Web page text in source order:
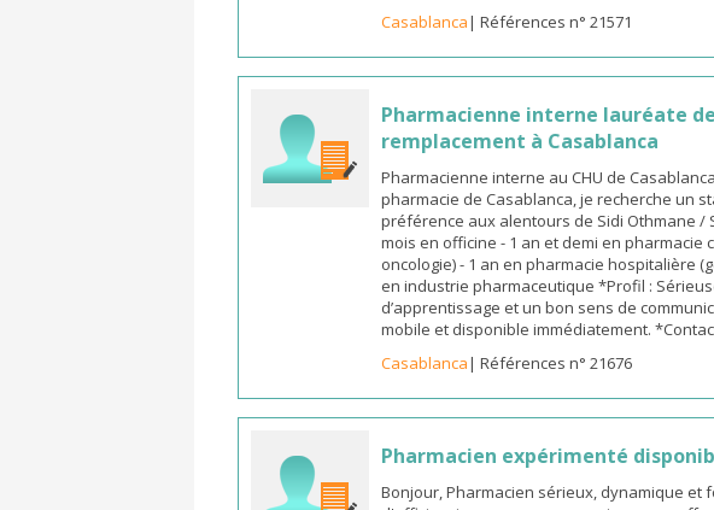
Casablanca| Références n° 21571
Pharmacienne interne lauréate
remplacement à Casablanca
Pharmacienne interne au CHU de
pharmacie de Casablanca, je recherche un
préférence aux alentours de Sidi Othmane /
mois en officine - 1 an et demi en pharmacie
oncologie) - 1 an en pharmacie hospitalière
en industrie pharmaceutique *Profil :
d’apprentissage et un bon sens de
mobile et disponible immédiatement.
Casablanca| Références n° 21676
Pharmacien expérimenté
Bonjour, Pharmacien sérieux, dynamique